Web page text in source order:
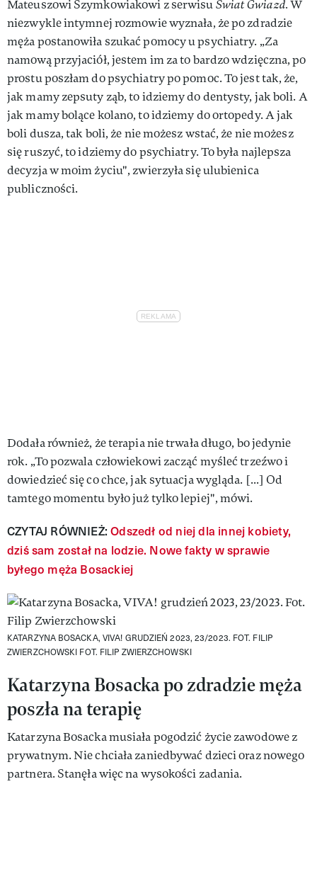
Mateuszowi Szymkowiakowi z serwisuŚwiat Gwiazd.W
niezwykle intymnej rozmowie wyznała, że po zdradzie
męża postanowiła szukać pomocy u psychiatry. „Za
namową przyjaciół, jestem im za to bardzo wdzięczna, po
prostu poszłam do psychiatry po pomoc. To jest tak, że,
jak mamy zepsuty ząb, to idziemy do dentysty, jak boli. A
jak mamy bolące kolano, to idziemy do ortopedy. A jak
boli dusza, tak boli, że nie możesz wstać, że nie możesz
się ruszyć, to idziemy do psychiatry. To była najlepsza
decyzja w moim życiu", zwierzyła się ulubienica
publiczności.
Dodała również, że terapia nie trwała długo, bo jedynie
rok. „To pozwala człowiekowi zacząć myśleć trzeźwo i
dowiedzieć się co chce, jak sytuacja wygląda. [...] Od
tamtego momentu było już tylko lepiej", mówi.
CZYTAJ RÓWNIEŻ:Odszedł od niej dla innej kobiety,
dziś sam został na lodzie. Nowe fakty w sprawie
byłego męża Bosackiej
KATARZYNA BOSACKA, VIVA! GRUDZIEŃ 2023, 23/2023. FOT. FILIP
ZWIERZCHOWSKI FOT. FILIP ZWIERZCHOWSKI
Katarzyna Bosacka po zdradzie męża
poszła na terapię
Katarzyna Bosacka musiała pogodzić życie zawodowe z
prywatnym. Nie chciała zaniedbywać dzieci oraz nowego
partnera. Stanęła więc na wysokości zadania.